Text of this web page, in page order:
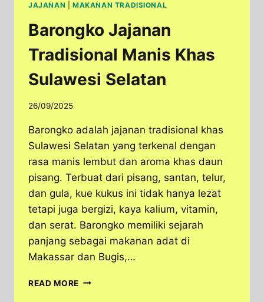
JAJANAN MAKANAN TRADISIONAL
Barongko Jajanan
Tradisional Manis Khas
Sulawesi Selatan
26/09/2025
Barongko adalah jajanan tradisional khas
Sulawesi Selatan yang terkenal dengan
rasa manis lembut dan aroma khas daun
pisang. Terbuat dari pisang, santan, telur,
dan gula, kue kukus ini tidak hanya lezat
tetapi juga bergizi, kaya kalium, vitamin,
dan serat. Barongko memiliki sejarah
panjang sebagai makanan adat di
Makassar dan Bugis,…
READ MORE BARONGKO